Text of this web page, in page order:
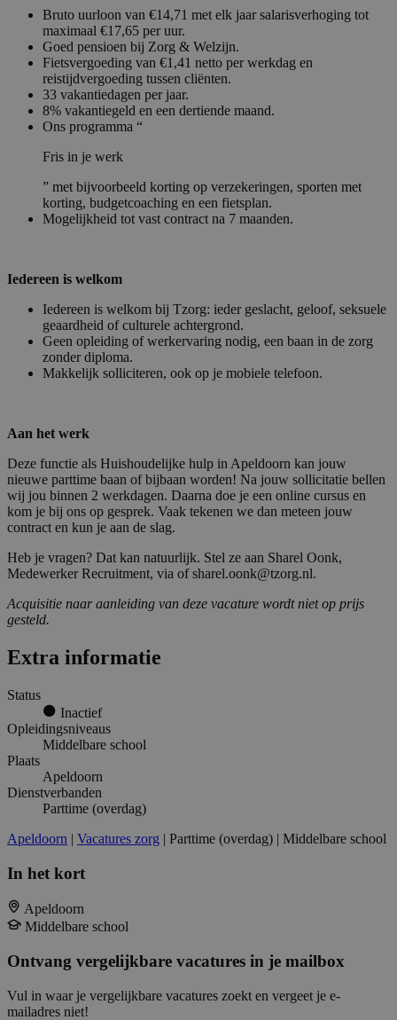
Bruto uurloon van €14,71 met elk jaar salarisverhoging tot
maximaal €17,65 per uur.
Goed pensioen bij Zorg & Welzijn.
Fietsvergoeding van €1,41 netto per werkdag en
reistijdvergoeding tussen cliënten.
33 vakantiedagen per jaar.
8% vakantiegeld en een dertiende maand.
Ons programma “
Fris in je werk
” met bijvoorbeeld korting op verzekeringen, sporten met
korting, budgetcoaching en een fietsplan.
Mogelijkheid tot vast contract na 7 maanden.
Iedereen is welkom
Iedereen is welkom bij Tzorg: ieder geslacht, geloof, seksuele
geaardheid of culturele achtergrond.
Geen opleiding of werkervaring nodig, een baan in de zorg
zonder diploma.
Makkelijk solliciteren, ook op je mobiele telefoon.
Aan het werk
Deze functie als Huishoudelijke hulp in Apeldoorn kan jouw
nieuwe parttime baan of bijbaan worden! Na jouw sollicitatie bellen
wij jou binnen 2 werkdagen. Daarna doe je een online cursus en
kom je bij ons op gesprek. Vaak tekenen we dan meteen jouw
contract en kun je aan de slag.
Heb je vragen? Dat kan natuurlijk. Stel ze aan Sharel Oonk,
Medewerker Recruitment, via of sharel.oonk@tzorg.nl.
Acquisitie naar aanleiding van deze vacature wordt niet op prijs
gesteld.
Extra informatie
Status
Inactief
Opleidingsniveaus
Middelbare school
Plaats
Apeldoorn
Dienstverbanden
Parttime (overdag)
Apeldoorn | Vacatures zorg | Parttime (overdag) | Middelbare school
In het kort
Apeldoorn
Middelbare school
Ontvang vergelijkbare vacatures in je mailbox
Vul in waar je vergelijkbare vacatures zoekt en vergeet je e-
mailadres niet!